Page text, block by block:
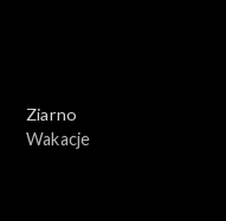
Ziarno
Wakacje